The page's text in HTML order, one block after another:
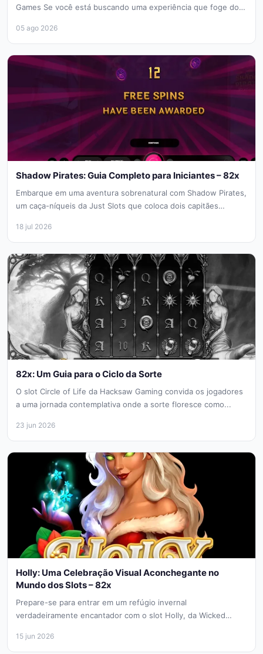
Games Se você está buscando uma experiência que foge do
05 ago 2026
Shadow Pirates: Guia Completo para Iniciantes – 82x
Embarque em uma aventura sobrenatural com Shadow Pirates,
um caça-níqueis da Just Slots que coloca dois capitães
18 jul 2026
82x: Um Guia para o Ciclo da Sorte
O slot Circle of Life da Hacksaw Gaming convida os jogadores
a uma jornada contemplativa onde a sorte floresce como...
23 jun 2026
Holly: Uma Celebração Visual Aconchegante no
Mundo dos Slots – 82x
Prepare-se para entrar em um refúgio invernal
verdadeiramente encantador com o slot Holly, da Wicked
15 jun 2026